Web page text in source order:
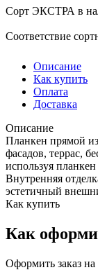
Сорт ЭКСТРА в
Соответствие
Описание
Как купить
Оплата
Доставка
Описание
Планкен прямой из
фасадов, террас,
используя
Внутренняя
эстетичный
Как купить
Как
Оформить заказ